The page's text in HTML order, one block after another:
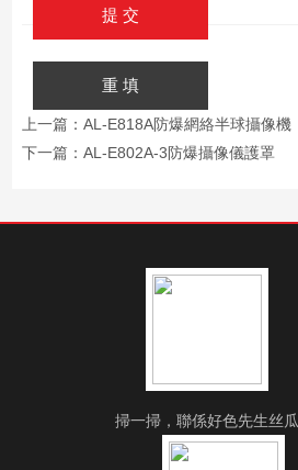
上一篇： AL-E818A防爆網絡半球攝像機
下一篇： AL-E802A-3防爆攝像儀護罩
掃一掃，聯係好色先生丝瓜